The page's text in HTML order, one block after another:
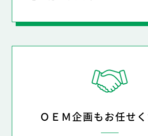
ＯＥＭ企画もお任せ